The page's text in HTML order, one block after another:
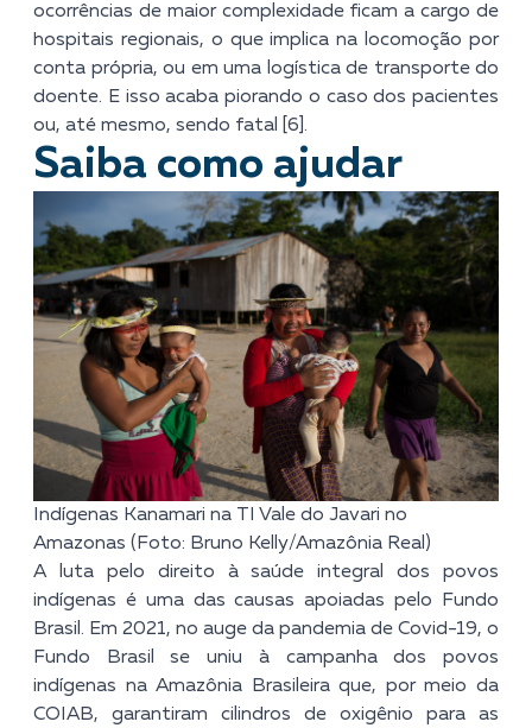
ocorrências de maior complexidade ficam a cargo de
hospitais regionais, o que implica na locomoção por
conta própria, ou em uma logística de transporte do
doente. E isso acaba piorando o caso dos pacientes
ou, até mesmo, sendo fatal [6].
Saiba como ajudar
Indígenas Kanamari na TI Vale do Javari no
Amazonas (Foto: Bruno Kelly/Amazônia Real)
A luta pelo direito à saúde integral dos povos
indígenas é uma das causas apoiadas pelo Fundo
Brasil. Em 2021, no auge da pandemia de Covid-19, o
Fundo Brasil se uniu à campanha dos povos
indígenas na Amazônia Brasileira que, por meio da
COIAB, garantiram cilindros de oxigênio para as